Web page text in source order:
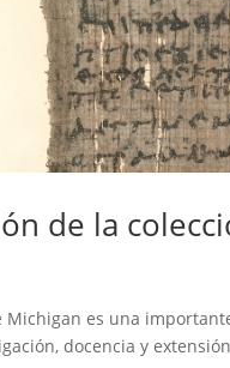
de la
Michigan es una
docencia y